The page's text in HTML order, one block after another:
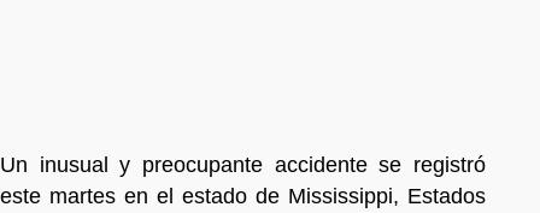
Un inusual y preocupante accidente se registró
este martes en el estado de Mississippi, Estados